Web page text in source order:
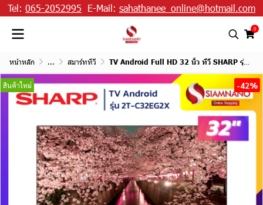
Tel: 065-2052995 E-Mail: sahathanee_online@hotmail.com
0
หน้าหลัก ... สมาร์ททีวี TV Android Full HD 32 นิ้ว ทีวี SHARP รุ่น 2T-C32EG2X
สินค้าใหม่ -42%